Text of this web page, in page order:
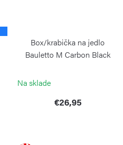
Box/krabička na jedlo
Bauletto M Carbon Black
Na sklade
€26,95